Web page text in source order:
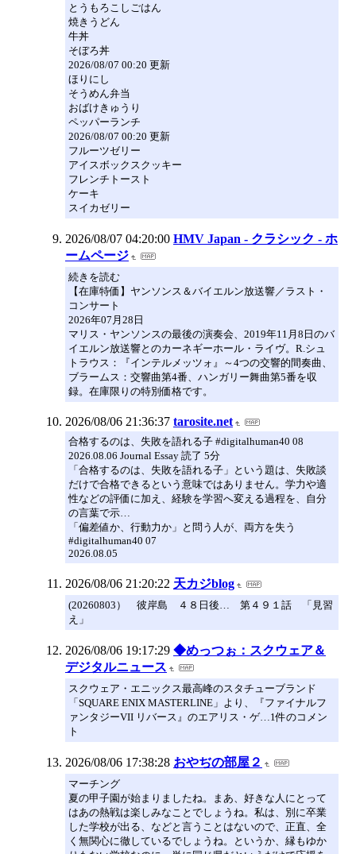
とうもろこしごはん
焼きうどん
牛丼
そぼろ丼
2026/08/07 00:20 更新
ほりにし
そうめん弁当
おばけきゅうり
ペッパーランチ
2026/08/07 00:20 更新
フルーツゼリー
アイスボックスクッキー
フレンチトースト
ケーキ
スイカゼリー
2026/08/07 04:20:00 HMV Japan - クラシック - ホ
ームページ
続きを読む
【在庫特価】ヤンソンス＆バイエルン放送響／ラスト・
コンサート
2026年07月28日
マリス・ヤンソンスの最後の演奏会、2019年11月8日のバ
イエルン放送響とのカーネギーホール・ライヴ。R.シュ
トラウス：『インテルメッツォ』～4つの交響的間奏曲、
ブラームス：交響曲第4番、ハンガリー舞曲第5番を収
録。在庫限りの特別価格です。
2026/08/06 21:36:37 tarosite.net
合格するのは、失敗を語れる子 #digitalhuman40 08
2026.08.06 Journal Essay 読了 5分
「合格するのは、失敗を語れる子」という題は、失敗談
だけで合格できるという意味ではありません。学力や適
性などの評価に加え、経験を学習へ変える過程を、自分
の言葉で示…
「偏差値か、行動力か」と問う人が、両方を失う
#digitalhuman40 07
2026.08.05
2026/08/06 21:20:22 天カジblog
(20260803） 彼岸島 ４８日後… 第４９１話 「見習
え」
2026/08/06 19:17:29 ◆めっつぉ：スクウェア＆
デジタルニュース
スクウェア・エニックス最高峰のスタチューブランド
「SQUARE ENIX MASTERLINE」より、『ファイナルフ
ァンタジーVII リバース』のエアリス・ゲ…1件のコメン
ト
2026/08/06 17:38:28 おやぢの部屋２
マーチング
夏の甲子園が始まりましたね。まあ、好きな人にとって
はあの熱戦は楽しみなことでしょうね。私は、別に卒業
した学校が出る、などと言うことはないので、正直、全
く無関心に徹しているでしょうね。というか、縁もゆか